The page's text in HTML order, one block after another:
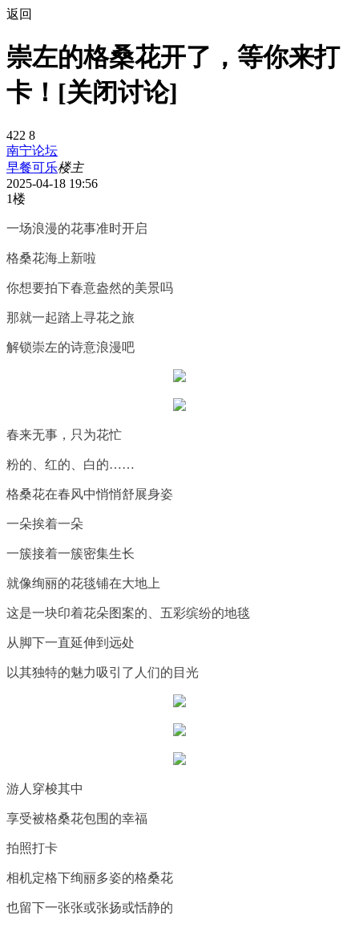
返回
崇左的格桑花开了，等你来打
卡！[关闭讨论]
422 8
南宁论坛
早餐可乐楼主
2025-04-18 19:56
1楼
一场浪漫的花事准时开启
格桑花海上新啦
你想要拍下春意盎然的美景吗
那就一起踏上寻花之旅
解锁崇左的诗意浪漫吧
春来无事，只为花忙
粉的、红的、白的……
格桑花在春风中悄悄舒展身姿
一朵挨着一朵
一簇接着一簇密集生长
就像绚丽的花毯铺在大地上
这是一块印着花朵图案的、五彩缤纷的地毯
从脚下一直延伸到远处
以其独特的魅力吸引了人们的目光
游人穿梭其中
享受被格桑花包围的幸福
拍照打卡
相机定格下绚丽多姿的格桑花
也留下一张张或张扬或恬静的